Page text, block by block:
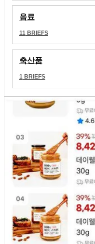
음료
11 BRIEFS
축산품
1 BRIEFS